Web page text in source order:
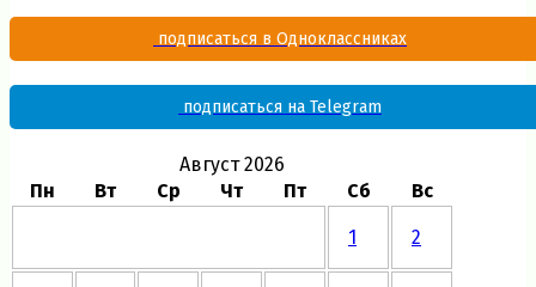
подписаться в Одноклассниках
подписаться на Telegram
Август 2026
Пн
Вт Ср Чт Пт Сб Вс
1 2